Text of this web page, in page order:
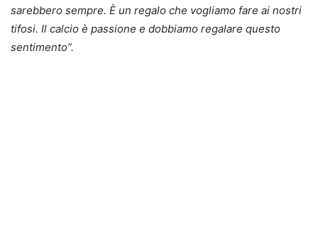
sarebbero sempre. È un regalo che vogliamo fare ai nostri
tifosi. Il calcio è passione e dobbiamo regalare questo
sentimento”.